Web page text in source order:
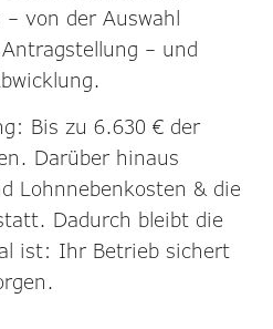
von der Auswahl
– und
Bis zu 6.630 € der
Darüber hinaus
Lohnnebenkosten & die
Dadurch bleibt die
ist: Ihr Betrieb sichert